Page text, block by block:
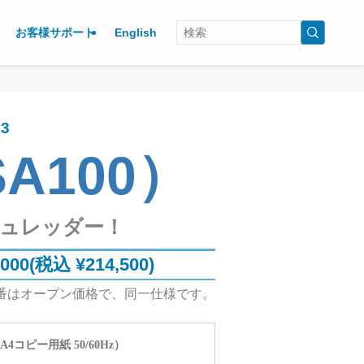
お客様サポート English
）
レッダー！
税込 ¥214,500)
オープン価格で、同一仕様です。
コピー用紙 50/60Hz）